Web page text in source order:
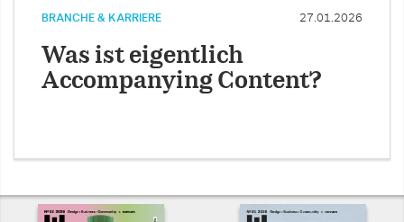
BRANCHE & KARRIERE 27.01.2026
Was ist eigentlich
Accompanying Content?